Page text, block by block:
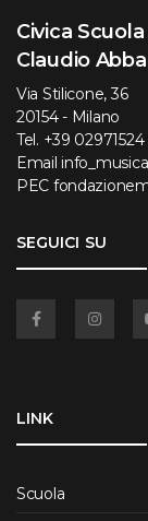
Civica
Claudio
Via Stilicone, 36
20154 - Milano
Tel. +39 02971524
Email
PEC
SEGUICI SU
LINK
Scuola